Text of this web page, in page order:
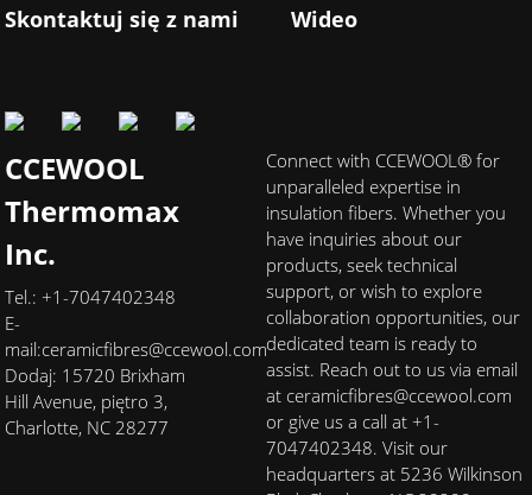
Skontaktuj się z nami
Wideo
CCEWOOL
Thermomax
Inc.
Tel.: +1-7047402348
E-
mail:ceramicfibres@ccewool.com
Dodaj: 15720 Brixham
Hill Avenue, piętro 3,
Charlotte, NC 28277
Connect with CCEWOOL® for
unparalleled expertise in
insulation fibers. Whether you
have inquiries about our
products, seek technical
support, or wish to explore
collaboration opportunities, our
dedicated team is ready to
assist. Reach out to us via email
at ceramicfibres@ccewool.com
or give us a call at +1-
7047402348. Visit our
headquarters at 5236 Wilkinson